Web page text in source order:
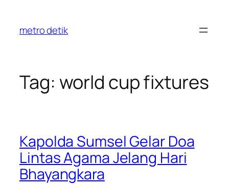
content
metro detik
Tag: world cup fixtures
Kapolda Sumsel Gelar Doa
Lintas Agama Jelang Hari
Bhayangkara